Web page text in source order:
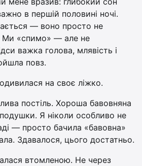
в першій половині ночі.
— воно просто не
Ми «спимо» — але не
важка голова, млявість і
повз.
на своє ліжко.
постіль. Хороша бавовняна
Я ніколи особливо не
— просто бачила «бавовна»
Здавалося, цього достатньо.
втомленою. Не через